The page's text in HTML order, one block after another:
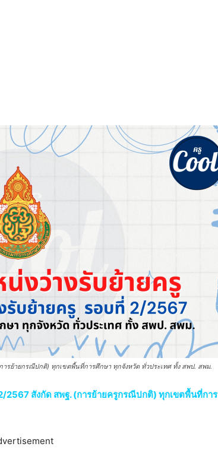
รย้ายกรณีปกติ) ทุกเขตพื้นที่การศึกษา ทุกจังหวัด ทั่วประเทศ ทั้ง สพป. สพม.
2567 สังกัด สพฐ. (การย้ายครูกรณีปกติ) ทุกเขตพื้นที่การ